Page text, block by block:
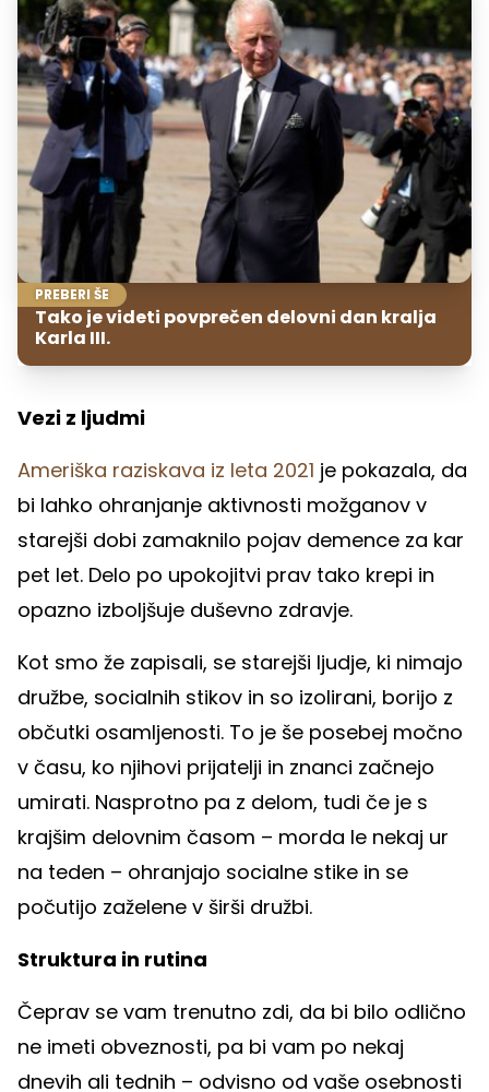
PREBERI ŠE
Tako je videti povprečen delovni dan kralja
Karla III.
Vezi z ljudmi
Ameriška raziskava iz leta 2021 je pokazala, da
bi lahko ohranjanje aktivnosti možganov v
starejši dobi zamaknilo pojav demence za kar
pet let. Delo po upokojitvi prav tako krepi in
opazno izboljšuje duševno zdravje.
Kot smo že zapisali, se starejši ljudje, ki nimajo
družbe, socialnih stikov in so izolirani, borijo z
občutki osamljenosti. To je še posebej močno
v času, ko njihovi prijatelji in znanci začnejo
umirati. Nasprotno pa z delom, tudi če je s
krajšim delovnim časom – morda le nekaj ur
na teden – ohranjajo socialne stike in se
počutijo zaželene v širši družbi.
Struktura in rutina
Čeprav se vam trenutno zdi, da bi bilo odlično
ne imeti obveznosti, pa bi vam po nekaj
dnevih ali tednih – odvisno od vaše osebnosti